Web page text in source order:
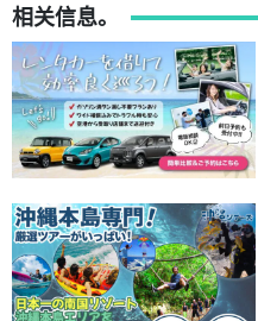
相关信息。